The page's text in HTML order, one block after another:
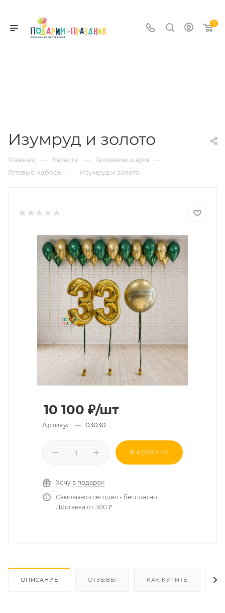
0
Изумруд и золото
Главная — Каталог — Гелиевые шары —
Готовые наборы — Изумруд и золото
10 100 ₽/шт
Артикул — 03030
В КОРЗИНУ
Хочу в подарок
Самовывоз сегодня - бесплатно
Доставка от 300 ₽
ОПИСАНИЕ ОТЗЫВЫ КАК КУПИТЬ